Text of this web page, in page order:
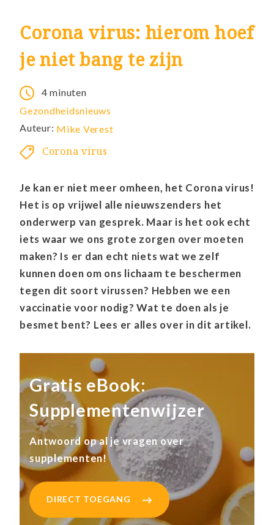
Corona virus: hierom hoef
je niet bang te zijn
4 minuten
Gezondheidsnieuws
Auteur: Mike Verest
Corona virus
Je kan er niet meer omheen, het Corona virus!
Het is op vrijwel alle nieuwszenders het
onderwerp van gesprek. Maar is het ook echt
iets waar we ons grote zorgen over moeten
maken? Is er dan echt niets wat we zelf
kunnen doen om ons lichaam te beschermen
tegen dit soort virussen? Hebben we een
vaccinatie voor nodig? Wat te doen als je
besmet bent? Lees er alles over in dit artikel.
Gratis eBook:
Supplementenwijzer
Antwoord op al je vragen over
supplementen!
DIRECT TOEGANG